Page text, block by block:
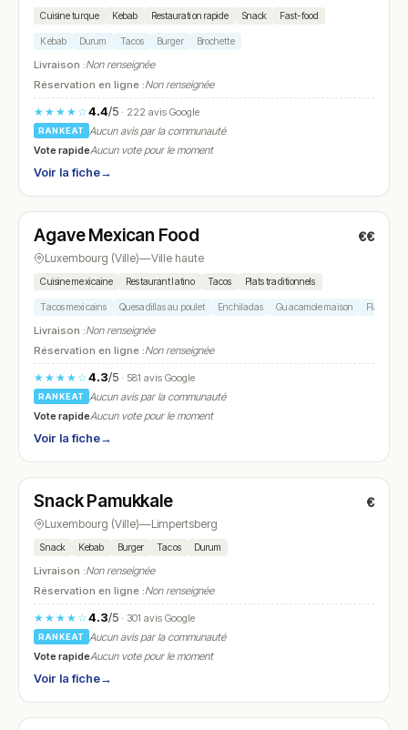
Cuisine turque Kebab Restauration rapide Snack Fast-food
Kebab Durum Tacos Burger Brochette
Livraison :Non renseignée
Réservation en ligne :Non renseignée
★★★★☆4.4/5· 222 avis Google
RANKEAT
Aucun avis par la communauté
Vote rapideAucun vote pour le moment
Voir la fiche→
N° 23
Agave Mexican Food €€
Luxembourg (Ville)—Ville haute
Cuisine mexicaine Restaurant latino Tacos Plats traditionnels
Tacos mexicains Quesadillas au poulet Enchiladas Guacamole maison Flan de
Livraison :Non renseignée
Réservation en ligne :Non renseignée
★★★★☆4.3/5· 581 avis Google
RANKEAT
Aucun avis par la communauté
Vote rapideAucun vote pour le moment
Voir la fiche→
N° 24
Snack Pamukkale €
Luxembourg (Ville)—Limpertsberg
Snack Kebab Burger Tacos Durum
Livraison :Non renseignée
Réservation en ligne :Non renseignée
★★★★☆4.3/5· 301 avis Google
RANKEAT
Aucun avis par la communauté
Vote rapideAucun vote pour le moment
Voir la fiche→